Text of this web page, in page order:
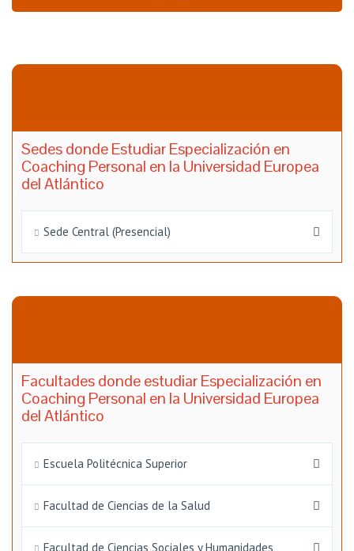
Sedes donde Estudiar Especialización en
Coaching Personal en la Universidad Europea
del Atlántico
Sede Central (Presencial)
Facultades donde estudiar Especialización en
Coaching Personal en la Universidad Europea
del Atlántico
Escuela Politécnica Superior
Facultad de Ciencias de la Salud
Facultad de Ciencias Sociales y Humanidades